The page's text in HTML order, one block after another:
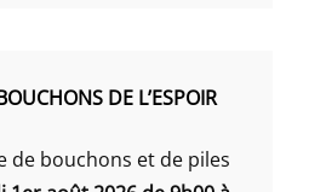
DE L’ESPOIR
de bouchons et de piles